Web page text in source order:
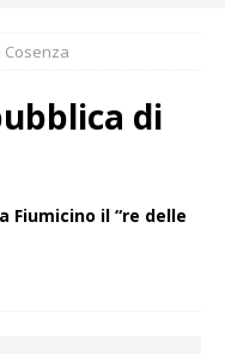
Cosenza
di
Fiumicino il “re delle